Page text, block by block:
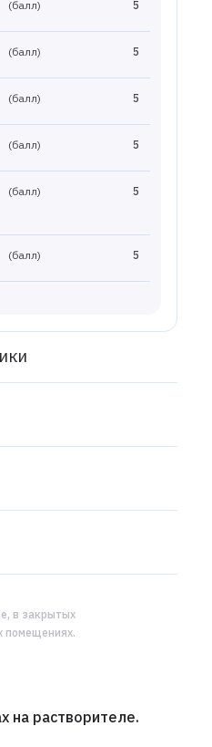
(балл) 5
(балл) 5
(балл) 5
(балл) 5
(балл) 5
(балл) 5
в закрытых
помещениях.
на растворителе.